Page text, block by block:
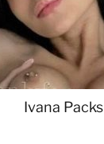
Ivana Packs